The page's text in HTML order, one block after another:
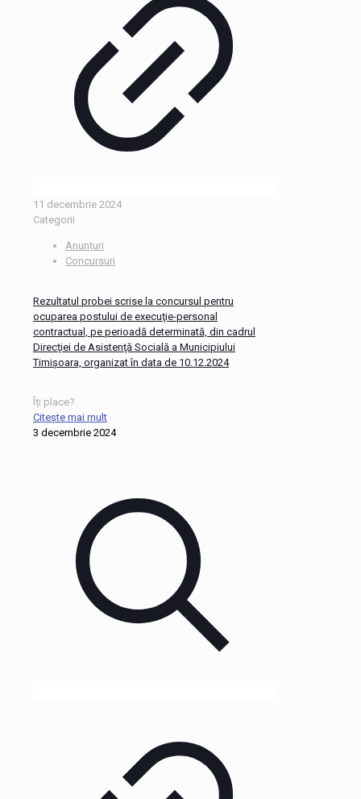
11 decembrie 2024
Categorii
Anunțuri
Concursuri
Rezultatul probei scrise la concursul pentru
ocuparea postului de execuţie-personal
contractual, pe perioadă determinată, din cadrul
Direcţiei de Asistenţă Socială a Municipiului
Timişoara, organizat în data de 10.12.2024
Îți place?
Citește mai mult
3 decembrie 2024